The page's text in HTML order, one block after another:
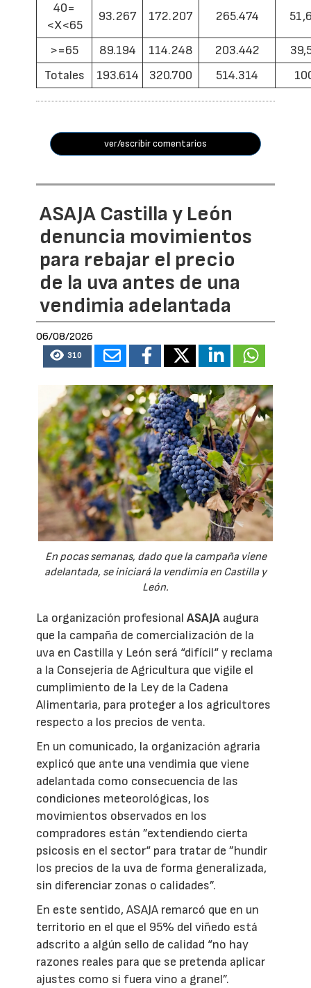
40=
<X<65
93.267 172.207 265.474
>=65 89.194 114.248 203.442
Totales
193.614 320.700 514.314
ver/escribir comentarios
ASAJA Castilla y León
denuncia movimientos
para rebajar el precio
de la uva antes de una
vendimia adelantada
06/08/2026
310
En pocas semanas, dado que la campaña viene
adelantada, se iniciará la vendimia en Castilla y
León.
La organización profesionalASAJA augura
que la campaña de comercialización de la
uva en Castilla y León será “difícil“ y reclama
a la Consejería de Agricultura que vigile el
cumplimiento de la Ley de la Cadena
Alimentaria, para proteger a los agricultores
respecto a los precios de venta.
En un comunicado, la organización agraria
explicó que ante una vendimia que viene
adelantada como consecuencia de las
condiciones meteorológicas, los
movimientos observados en los
compradores están ”extendiendo cierta
psicosis en el sector“ para tratar de ”hundir
los precios de la uva de forma generalizada,
sin diferenciar zonas o calidades”.
En este sentido, ASAJA remarcó que en un
territorio en el que el 95% del viñedo está
adscrito a algún sello de calidad “no hay
razones reales para que se pretenda aplicar
ajustes como si fuera vino a granel”.